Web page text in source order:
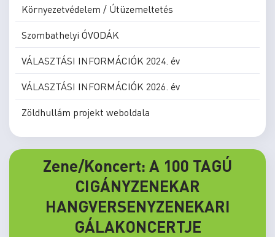
Környezetvédelem / Útüzemeltetés
Szombathelyi ÓVODÁK
VÁLASZTÁSI INFORMÁCIÓK 2024. év
VÁLASZTÁSI INFORMÁCIÓK 2026. év
Zöldhullám projekt weboldala
Zene/Koncert: A 100 TAGÚ
CIGÁNYZENEKAR
HANGVERSENYZENEKARI
GÁLAKONCERTJE